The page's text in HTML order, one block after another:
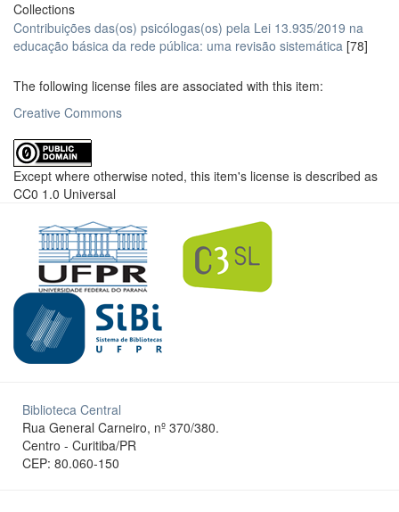
Collections
Contribuições das(os) psicólogas(os) pela Lei 13.935/2019 na
educação básica da rede pública: uma revisão sistemática [78]
The following license files are associated with this item:
Creative Commons
Except where otherwise noted, this item's license is described as
CC0 1.0 Universal
Biblioteca Central
Rua General Carneiro, nº 370/380.
Centro - Curitiba/PR
CEP: 80.060-150